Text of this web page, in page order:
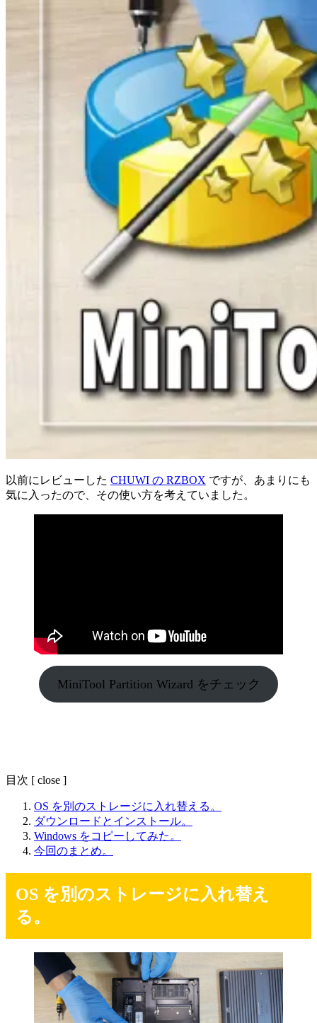
以前にレビューした CHUWI の RZBOX ですが、あまりにも
気に入ったので、その使い方を考えていました。
MiniTool Partition Wizard をチェック
目次 [ close ]
OS を別のストレージに入れ替える。
ダウンロードとインストール。
Windows をコピーしてみた。
今回のまとめ。
OS を別のストレージに入れ替え
る。